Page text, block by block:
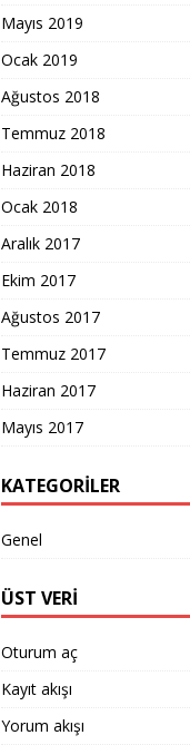
Mayıs 2019
Ocak 2019
Ağustos 2018
Temmuz 2018
Haziran 2018
Ocak 2018
Aralık 2017
Ekim 2017
Ağustos 2017
Temmuz 2017
Haziran 2017
Mayıs 2017
KATEGORILER
Genel
ÜST VERI
Oturum aç
Kayıt akışı
Yorum akışı